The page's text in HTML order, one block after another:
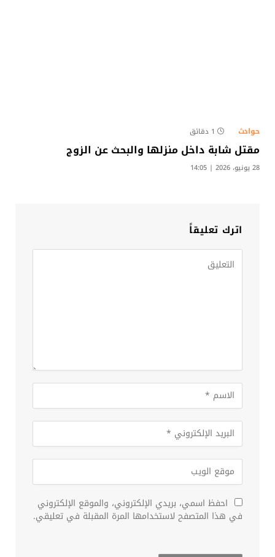
حوادث 1 دقائق
مقتل شابة داخل منزلها والبحث عن الزوج​
28 يونيو، 2026 | 14:05
اترك تعليقاً
احفظ اسمي، بريدي الإلكتروني، والموقع الإلكتروني
في هذا المتصفح لاستخدامها المرة المقبلة في تعليقي.